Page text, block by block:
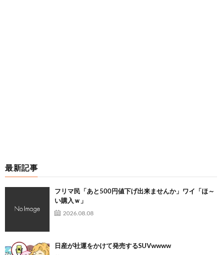
最新記事
フリマ民「あと500円値下げ出来ませんか」ワイ「ほ～
い購入ｗ」
2026.08.08
日産が社運をかけて発売するSUVwwww